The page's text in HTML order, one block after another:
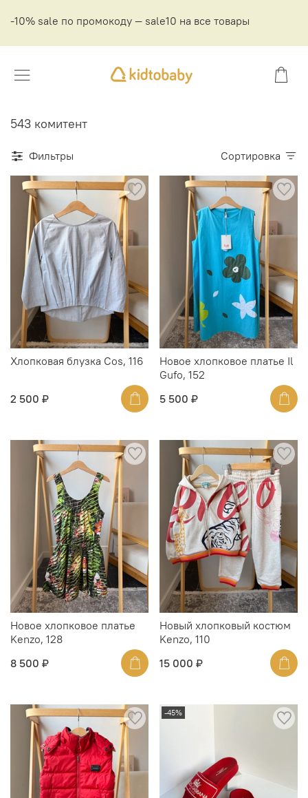
-10% sale по промокоду — sale10 на все товары
543 комитент
Фильтры Сортировка
Хлопковая блузка Cos, 116
2 500 ₽
Новое хлопковое платье Il
Gufo, 152
5 500 ₽
Новое хлопковое платье
Kenzo, 128
8 500 ₽
Новый хлопковый костюм
Kenzo, 110
15 000 ₽
-45%